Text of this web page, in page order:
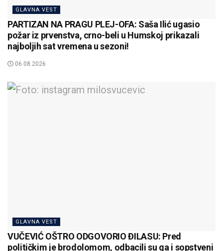
GLAVNA VEST
PARTIZAN NA PRAGU PLEJ-OFA: Saša Ilić ugasio
požar iz prvenstva, crno-beli u Humskoj prikazali
najboljih sat vremena u sezoni!
06.08.2026
GLAVNA VEST
VUČEVIĆ OŠTRO ODGOVORIO ĐILASU: Pred
političkim je brodolomom, odbacili su ga i sopstveni